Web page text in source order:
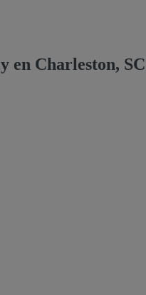
en Charleston, SC